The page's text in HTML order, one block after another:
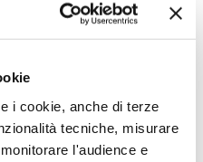
i cookie, anche di terze
tecniche, misurare
l'audience e
alle ore 22.15
informazioni